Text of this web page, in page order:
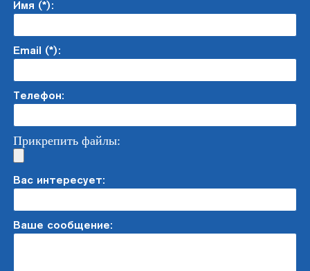
Имя (*):
Email (*):
Телефон:
Прикрепить файлы:
Вас интересует:
Ваше сообщение: